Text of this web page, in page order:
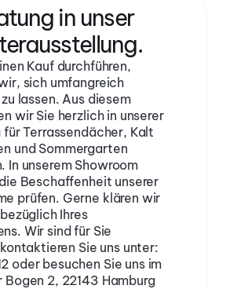
in unser
Kauf durchführen,
sich umfangreich
lassen. Aus diesem
wir Sie herzlich in unserer
Terrassendächer, Kalt
und Sommergarten
In unserem Showroom
Beschaffenheit unserer
prüfen. Gerne klären wir
Ihres
Wir sind für Sie
Sie uns unter:
oder besuchen Sie uns im
Bogen 2, 22143 Hamburg